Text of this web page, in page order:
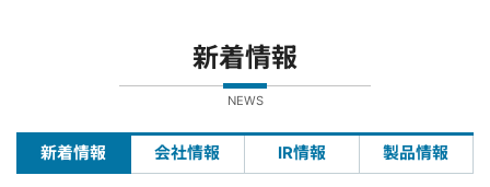
新着情報
NEWS
新着情報 会社情報 IR情報 製品情報